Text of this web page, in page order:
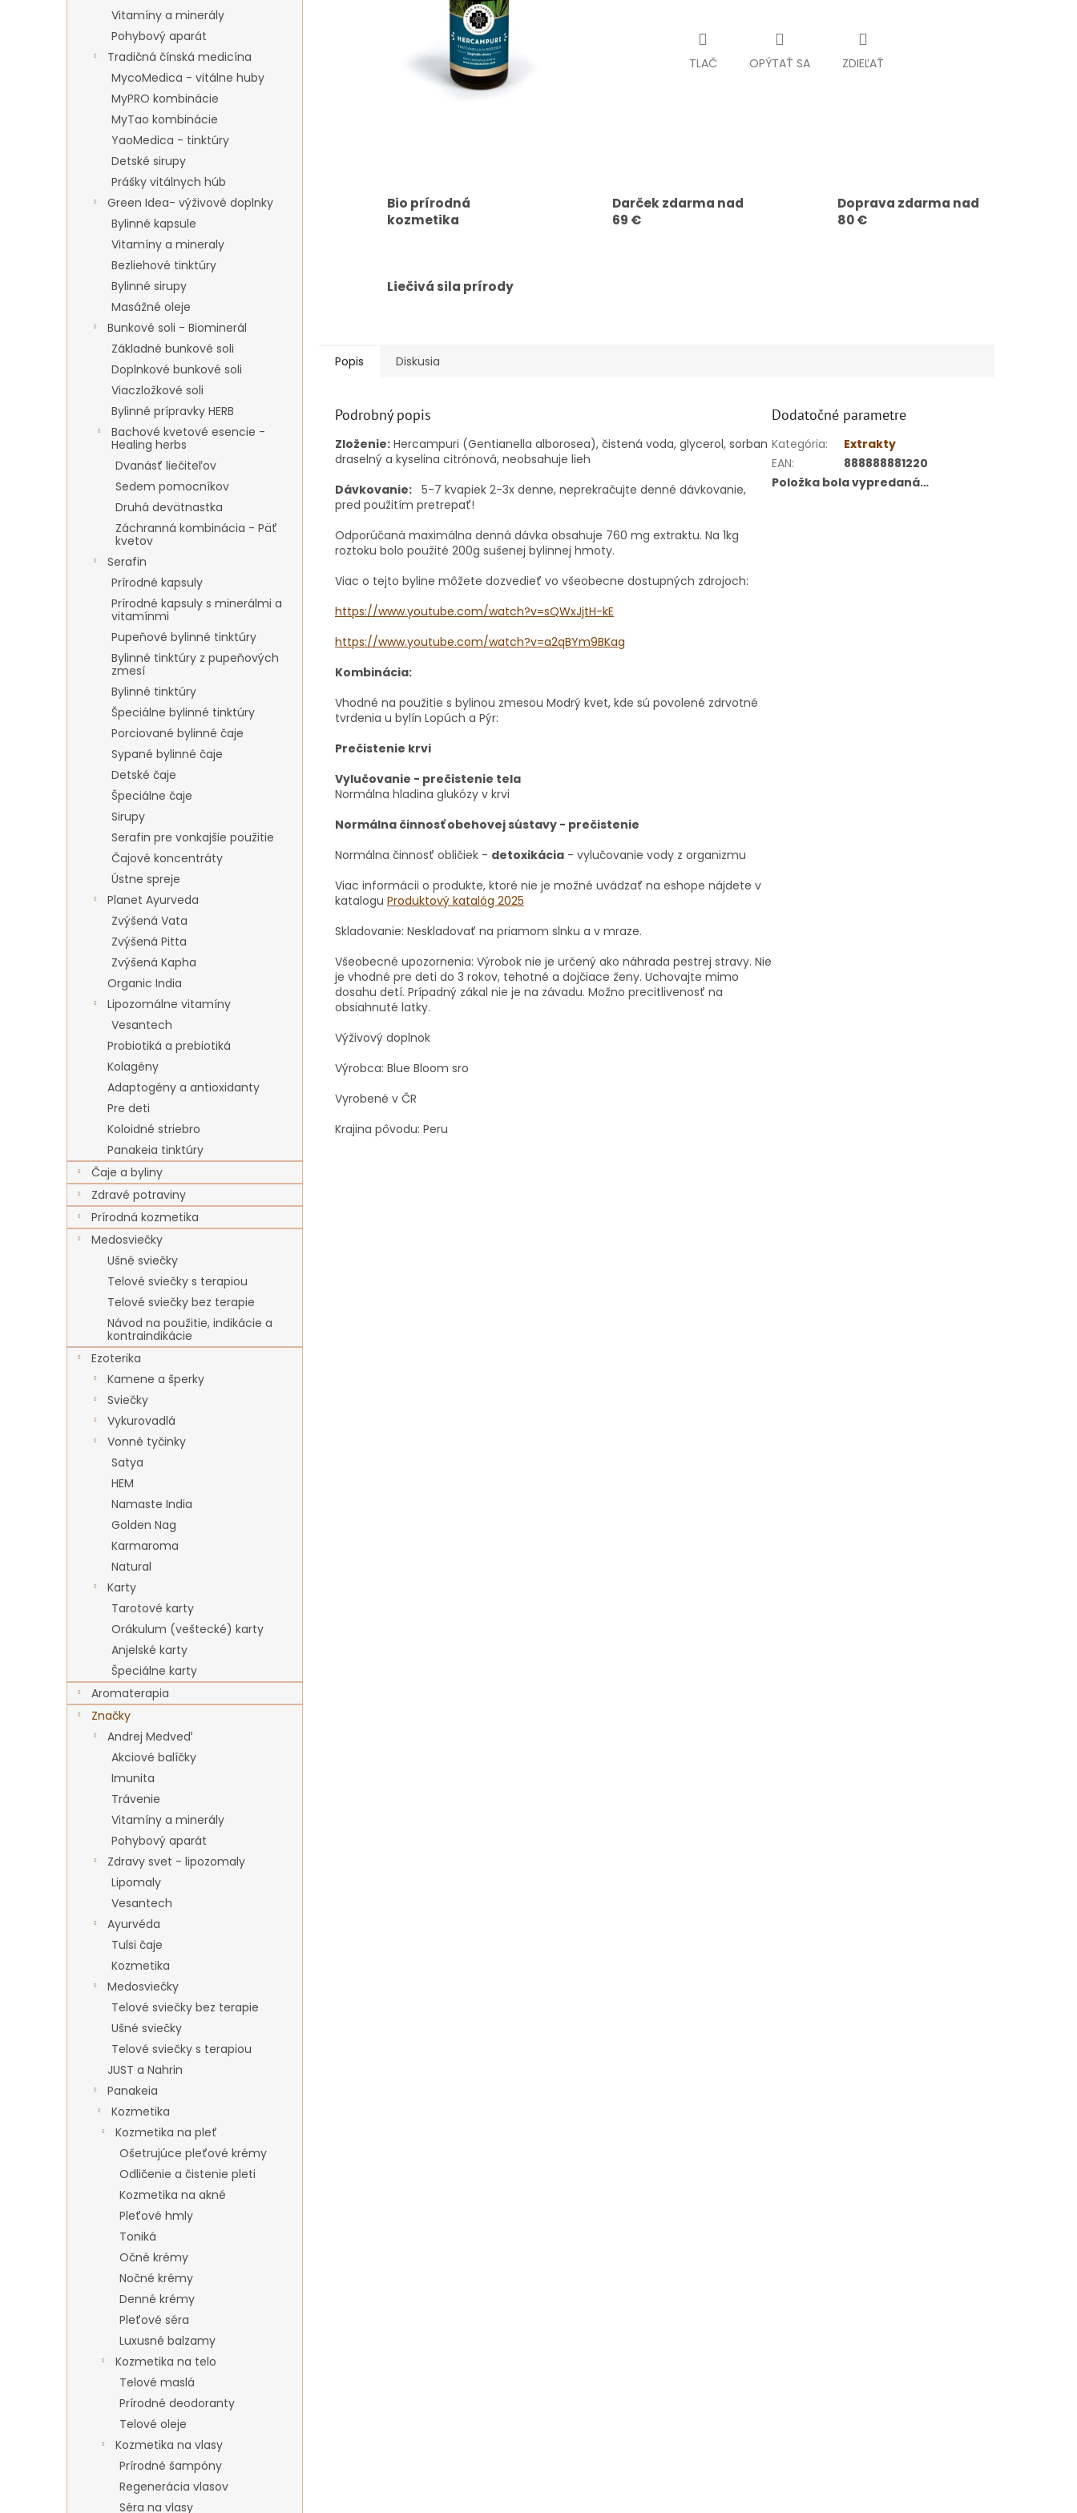
Vitamíny a minerály
Pohybový aparát
Tradičná čínská medicína
MycoMedica - vitálne huby
MyPRO kombinácie
MyTao kombinácie
YaoMedica - tinktúry
Detské sirupy
Prášky vitálnych húb
Green Idea- výživové doplnky
Bylinné kapsule
Vitamíny a mineraly
Bezliehové tinktúry
Bylinné sirupy
Masážné oleje
Bunkové soli - Biominerál
Základné bunkové soli
Doplnkové bunkové soli
Viaczložkové soli
Bylinné prípravky HERB
Bachové kvetové esencie -
Healing herbs
Dvanásť liečiteľov
Sedem pomocníkov
Druhá devätnastka
Záchranná kombinácia - Päť
kvetov
Serafin
Prírodné kapsuly
Prírodné kapsuly s minerálmi a
vitamínmi
Pupeňové bylinné tinktúry
Bylinné tinktúry z pupeňových
zmesí
Bylinné tinktúry
Špeciálne bylinné tinktúry
Porciované bylinné čaje
Sypané bylinné čaje
Detské čaje
Špeciálne čaje
Sirupy
Serafin pre vonkajšie použitie
Čajové koncentráty
Ústne spreje
Planet Ayurveda
Zvýšená Vata
Zvýšená Pitta
Zvýšená Kapha
Organic India
Lipozomálne vitamíny
Vesantech
Probiotiká a prebiotiká
Kolagény
Adaptogény a antioxidanty
Pre deti
Koloidné striebro
Panakeia tinktúry
Čaje a byliny
Zdravé potraviny
Prírodná kozmetika
Medosviečky
Ušné sviečky
Telové sviečky s terapiou
Telové sviečky bez terapie
Návod na použitie, indikácie a
kontraindikácie
Ezoterika
Kamene a šperky
Sviečky
Vykurovadlá
Vonné tyčinky
Satya
HEM
Namaste India
Golden Nag
Karmaroma
Natural
Karty
Tarotové karty
Orákulum (veštecké) karty
Anjelské karty
Špeciálne karty
Aromaterapia
Značky
Andrej Medveď
Akciové balíčky
Imunita
Trávenie
Vitamíny a minerály
Pohybový aparát
Zdravy svet - lipozomaly
Lipomaly
Vesantech
Ayurvéda
Tulsi čaje
Kozmetika
Medosviečky
Telové sviečky bez terapie
Ušné sviečky
Telové sviečky s terapiou
JUST a Nahrin
Panakeia
Kozmetika
Kozmetika na pleť
Ošetrujúce pleťové krémy
Odličenie a čistenie pleti
Kozmetika na akné
Pleťové hmly
Toniká
Očné krémy
Nočné krémy
Denné krémy
Pleťové séra
Luxusné balzamy
Kozmetika na telo
Telové maslá
Prírodné deodoranty
Telové oleje
Kozmetika na vlasy
Prírodné šampóny
Regenerácia vlasov
Séra na vlasy
TLAČ OPÝTAŤ SA ZDIEĽAŤ
Bio prírodná
kozmetika
Darček zdarma nad
69 €
Doprava zdarma nad
80 €
Liečivá sila prírody
Popis Diskusia
Podrobný popis
Zloženie: Hercampuri (Gentianella alborosea), čistená voda, glycerol, sorban
draselný a kyselina citrónová, neobsahuje lieh
Dávkovanie: 5-7 kvapiek 2-3x denne, neprekračujte denné dávkovanie,
pred použitím pretrepať!
Odporúčaná maximálna denná dávka obsahuje 760 mg extraktu. Na 1kg
roztoku bolo použité 200g sušenej bylinnej hmoty.
Viac o tejto byline môžete dozvedieť vo všeobecne dostupných zdrojoch:
https://www.youtube.com/watch?v=sQWxJjtH-kE
https://www.youtube.com/watch?v=a2qBYm9BKag
Kombinácia:
Vhodné na použitie s bylinou zmesou Modrý kvet, kde sú povolené zdrvotné
tvrdenia u bylín Lopúch a Pýr:
Prečistenie krvi
Vylučovanie - prečistenie tela
Normálna hladina glukózy v krvi
Normálna činnosť obehovej sústavy - prečistenie
Normálna činnosť obličiek - detoxikácia - vylučovanie vody z organizmu
Viac informácii o produkte, ktoré nie je možné uvádzať na eshope nájdete v
katalogu Produktový katalóg 2025
Skladovanie: Neskladovať na priamom slnku a v mraze.
Všeobecné upozornenia: Výrobok nie je určený ako náhrada pestrej stravy. Nie
je vhodné pre deti do 3 rokov, tehotné a dojčiace ženy. Uchovajte mimo
dosahu detí. Prípadný zákal nie je na závadu. Možno precitlivenosť na
obsiahnuté latky.
Výživový doplnok
Výrobca: Blue Bloom sro
Vyrobené v ČR
Krajina pôvodu: Peru
Dodatočné parametre
Kategória:
Extrakty
EAN:
888888881220
Položka bola vypredaná…